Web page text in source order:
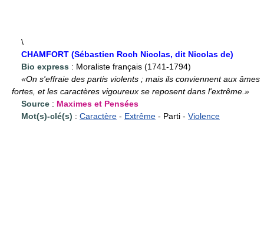
\
CHAMFORT (Sébastien Roch Nicolas, dit Nicolas de)
Bio express : Moraliste français (1741-1794)
«On s'effraie des partis violents ; mais ils conviennent aux âmes
fortes, et les caractères vigoureux se reposent dans l'extrême.»
Source : Maximes et Pensées
Mot(s)-clé(s) : Caractère - Extrême - Parti - Violence